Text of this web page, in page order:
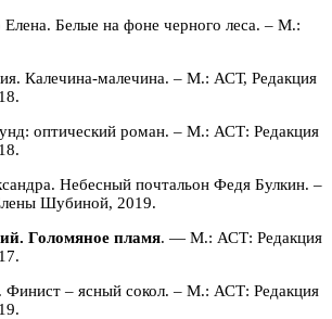
Белые на фоне черного леса. – М.:
Калечина-малечина. – М.: АСТ, Редакция
оптический роман. – М.: АСТ: Редакция
Небесный почтальон Федя Булкин. –
Шубиной, 2019.
Голомяное пламя. — М.: АСТ: Редакция
Финист – ясный сокол. – М.: АСТ: Редакция